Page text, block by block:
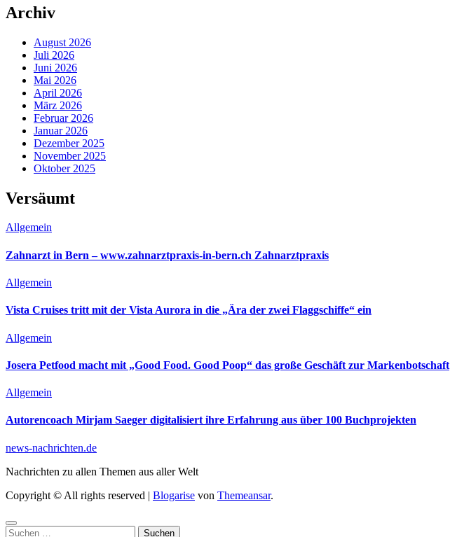
Archiv
August 2026
Juli 2026
Juni 2026
Mai 2026
April 2026
März 2026
Februar 2026
Januar 2026
Dezember 2025
November 2025
Oktober 2025
Versäumt
Allgemein
Zahnarzt in Bern – www.zahnarztpraxis-in-bern.ch Zahnarztpraxis
Allgemein
Vista Cruises tritt mit der Vista Aurora in die „Ära der zwei Flaggschiffe“ ein
Allgemein
Josera Petfood macht mit „Good Food. Good Poop“ das große Geschäft zur Markenbotschaft
Allgemein
Autorencoach Mirjam Saeger digitalisiert ihre Erfahrung aus über 100 Buchprojekten
news-nachrichten.de
Nachrichten zu allen Themen aus aller Welt
Copyright © All rights reserved | Blogarise von Themeansar.
Suchen